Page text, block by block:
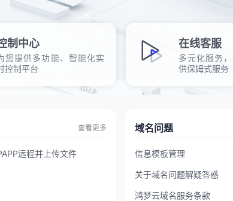
制中心
您提供多功能、智能化实
控制平台
在线客服
多元化服务
供保姆式服务
查看更多
远程并上传文件
域名问题
信息模板管理
关于域名问题解疑答惑
鸿梦云域名服务条款